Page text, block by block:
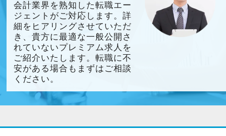
会計業界を熟知した転職エー
ジェントがご対応します。詳
細をヒアリングさせていただ
き、貴方に最適な一般公開さ
れていないプレミアム求人を
ご紹介いたします。転職に不
安がある場合もまずはご相談
ください。